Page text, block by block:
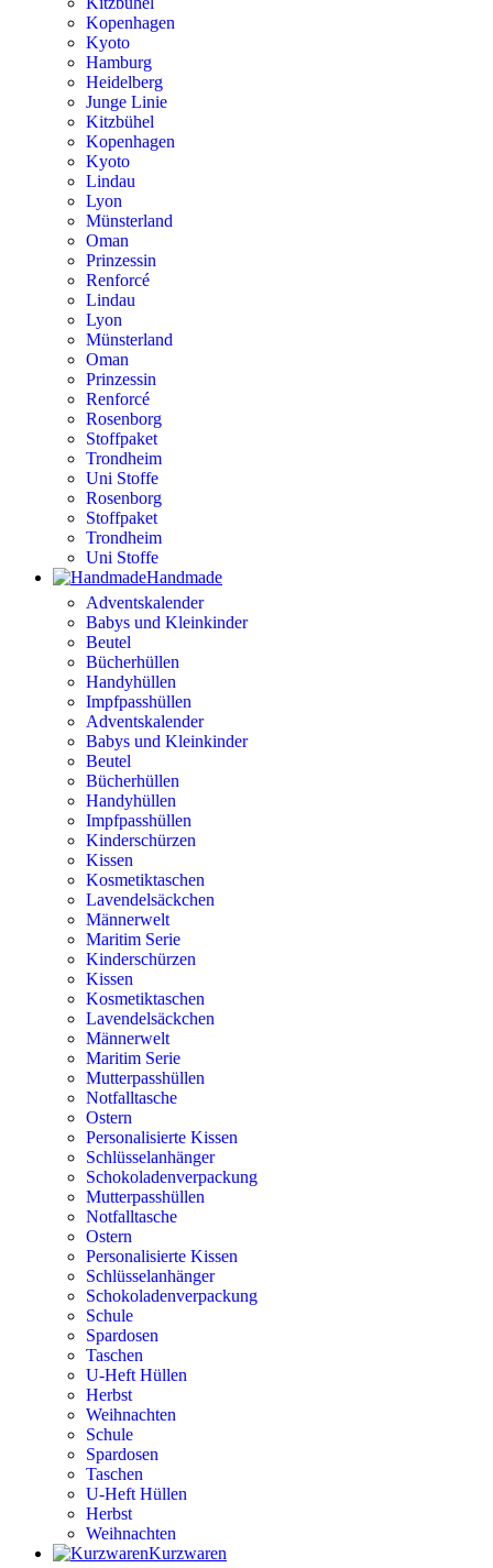
Kopenhagen
Kyoto
Hamburg
Heidelberg
Junge Linie
Kitzbühel
Kopenhagen
Kyoto
Lindau
Lyon
Münsterland
Oman
Prinzessin
Renforcé
Lindau
Lyon
Münsterland
Oman
Prinzessin
Renforcé
Rosenborg
Stoffpaket
Trondheim
Uni Stoffe
Rosenborg
Stoffpaket
Trondheim
Uni Stoffe
Handmade
Adventskalender
Babys und Kleinkinder
Beutel
Bücherhüllen
Handyhüllen
Impfpasshüllen
Adventskalender
Babys und Kleinkinder
Beutel
Bücherhüllen
Handyhüllen
Impfpasshüllen
Kinderschürzen
Kissen
Kosmetiktaschen
Lavendelsäckchen
Männerwelt
Maritim Serie
Kinderschürzen
Kissen
Kosmetiktaschen
Lavendelsäckchen
Männerwelt
Maritim Serie
Mutterpasshüllen
Notfalltasche
Ostern
Personalisierte Kissen
Schlüsselanhänger
Schokoladenverpackung
Mutterpasshüllen
Notfalltasche
Ostern
Personalisierte Kissen
Schlüsselanhänger
Schokoladenverpackung
Schule
Spardosen
Taschen
U-Heft Hüllen
Herbst
Weihnachten
Schule
Spardosen
Taschen
U-Heft Hüllen
Herbst
Weihnachten
Kurzwaren